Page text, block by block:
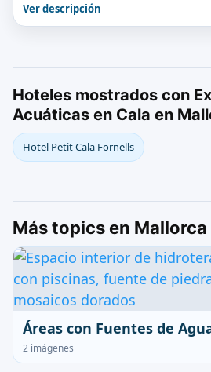
Ver descripción
Hoteles mostrados con
Acuáticas en Cala en
Hotel Petit Cala Fornells
Más topics en Mallorca
Áreas con Fuentes de
2 imágenes